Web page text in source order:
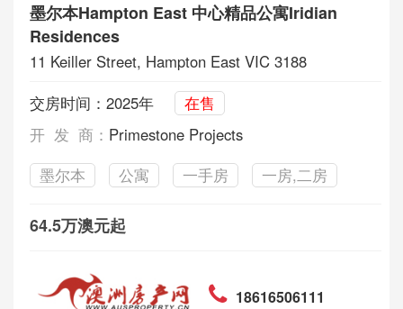
墨尔本Hampton East 中心精品公寓Iridian
Residences
11 Keiller Street, Hampton East VIC 3188
交房时间：2025年
在售
开 发 商： Primestone Projects
墨尔本
公寓 一手房 一房,二房
64.5万澳元起
18616506111